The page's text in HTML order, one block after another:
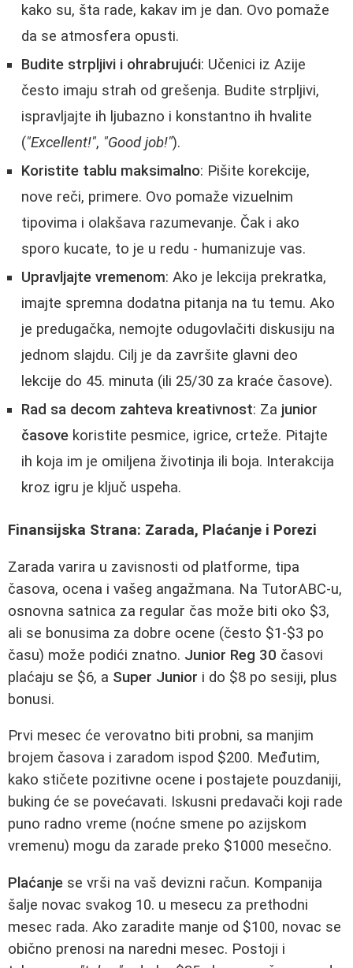
kako su, šta rade, kakav im je dan. Ovo pomaže
da se atmosfera opusti.
Budite strpljivi i ohrabrujući: Učenici iz Azije
često imaju strah od grešenja. Budite strpljivi,
ispravljajte ih ljubazno i konstantno ih hvalite
("Excellent!", "Good job!").
Koristite tablu maksimalno: Pišite korekcije,
nove reči, primere. Ovo pomaže vizuelnim
tipovima i olakšava razumevanje. Čak i ako
sporo kucate, to je u redu - humanizuje vas.
Upravljajte vremenom: Ako je lekcija prekratka,
imajte spremna dodatna pitanja na tu temu. Ako
je predugačka, nemojte odugovlačiti diskusiju na
jednom slajdu. Cilj je da završite glavni deo
lekcije do 45. minuta (ili 25/30 za kraće časove).
Rad sa decom zahteva kreativnost: Za junior
časove koristite pesmice, igrice, crteže. Pitajte
ih koja im je omiljena životinja ili boja. Interakcija
kroz igru je ključ uspeha.
Finansijska Strana: Zarada, Plaćanje i Porezi
Zarada varira u zavisnosti od platforme, tipa
časova, ocena i vašeg angažmana. Na TutorABC-u,
osnovna satnica za regular čas može biti oko $3,
ali se bonusima za dobre ocene (često $1-$3 po
času) može podići znatno. Junior Reg 30 časovi
plaćaju se $6, a Super Junior i do $8 po sesiji, plus
bonusi.
Prvi mesec će verovatno biti probni, sa manjim
brojem časova i zaradom ispod $200. Međutim,
kako stičete pozitivne ocene i postajete pouzdaniji,
buking će se povećavati. Iskusni predavači koji rade
puno radno vreme (noćne smene po azijskom
vremenu) mogu da zarade preko $1000 mesečno.
Plaćanje se vrši na vaš devizni račun. Kompanija
šalje novac svakog 10. u mesecu za prethodni
mesec rada. Ako zaradite manje od $100, novac se
obično prenosi na naredni mesec. Postoji i